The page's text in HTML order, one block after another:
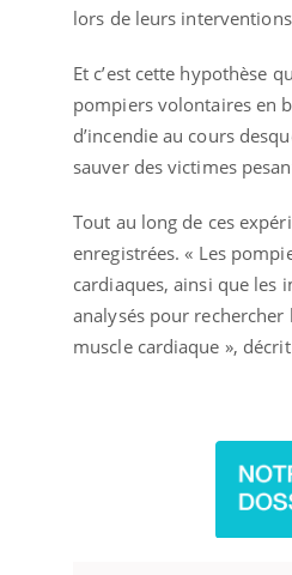
lors de leurs
Et c’est cette hypothèse
pompiers volontaires en
d’incendie au cours
sauver des victimes
Tout au long de ces
enregistrées. « Les
cardiaques, ainsi que les
analysés pour
muscle cardiaque »,